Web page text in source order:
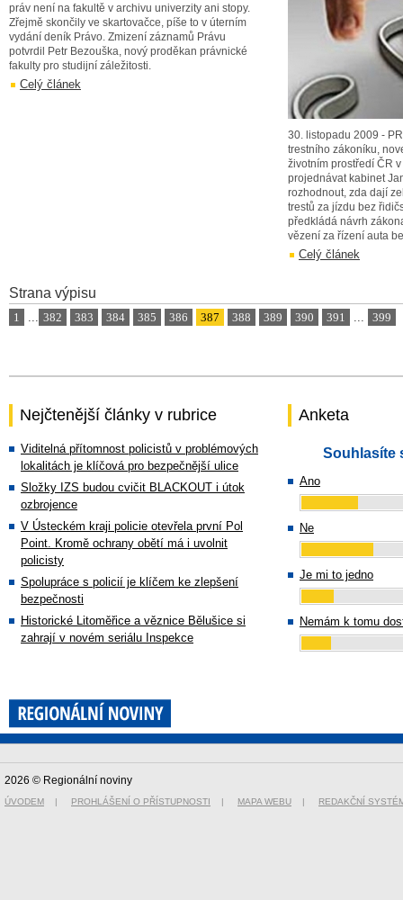
práv není na fakultě v archivu univerzity ani stopy.
Zřejmě skončily ve skartovačce, píše to v úterním
vydání deník Právo. Zmizení záznamů Právu
potvrdil Petr Bezouška, nový proděkan právnické
fakulty pro studijní záležitosti.
Celý článek
30. listopadu 2009 -
trestního zákoníku,
životním prostředí ČR
projednávat kabinet
rozhodnout, zda dají
trestů za jízdu bez
předkládá návrh
vězení za řízení auta
Celý článek
Strana výpisu
1 ... 382 383 384 385 386 387 388 389 390 391 ... 399
Nejčtenější články v rubrice
Viditelná přítomnost policistů v problémových
lokalitách je klíčová pro bezpečnější ulice
Složky IZS budou cvičit BLACKOUT i útok
ozbrojence
V Ústeckém kraji policie otevřela první Pol
Point. Kromě ochrany obětí má i uvolnit
policisty
Spolupráce s policií je klíčem ke zlepšení
bezpečnosti
Historické Litoměřice a věznice Bělušice si
zahrají v novém seriálu Inspekce
Anketa
Souhlasíte
Ano
Ne
Je mi to jedno
Nemám k tomu
2026 © Regionální noviny
ÚVODEM | PROHLÁŠENÍ O PŘÍSTUPNOSTI | MAPA WEBU | REDAKČNÍ